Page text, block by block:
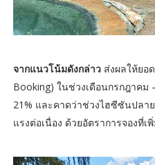
จากแนวโน้มดังกล่าว ส่งผลให้ยอ
Booking) ในช่วงเดือนกรกฎาคม
21% และคาดว่าช่วงไฮซีซันปลา
แรงต่อเนื่อง ด้วยอัตราการจองที่เ